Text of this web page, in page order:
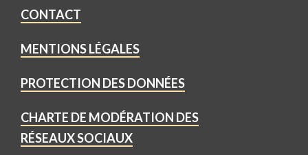
CONTACT
MENTIONS LÉGALES
PROTECTION DES DONNÉES
CHARTE DE MODÉRATION DES
RÉSEAUX SOCIAUX